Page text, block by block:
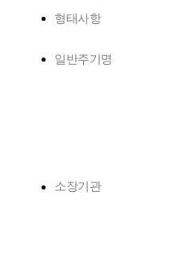
형태사항
일반주기명
소장기관